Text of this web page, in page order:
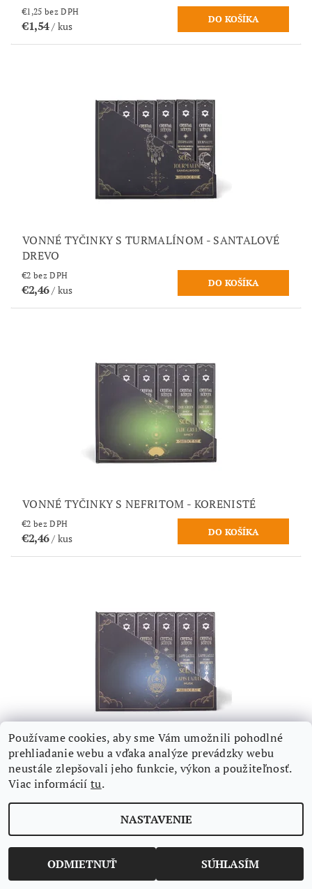
€1,25 bez DPH
€1,54/ kus
VONNÉ TYČINKY S TURMALÍNOM - SANTALOVÉ
DREVO
€2 bez DPH
€2,46/ kus
VONNÉ TYČINKY S NEFRITOM - KORENISTÉ
€2 bez DPH
€2,46/ kus
VONNÉ TYČINKY S LAPISOM - PIŽMO
€2 bez DPH
€2,46/ kus
Používame cookies, aby sme Vám umožnili pohodlné
prehliadanie webu a vďaka analýze prevádzky webu
neustále zlepšovali jeho funkcie, výkon a použiteľnosť.
Viac informáciítu.
NASTAVENIE
ODMIETNUŤ SÚHLASÍM